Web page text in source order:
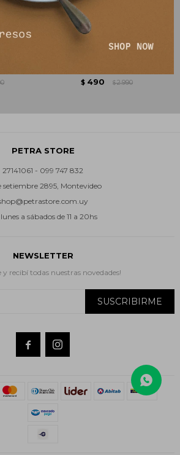
$ 490 $ 2.990
PETRA STORE
27141061 - 099 747 832
setiembre 2895, Montevideo
a sábados de 11 a 20hs
NEWSLETTER
y recibí todas nuestras novedades!
SUSCRIBIRME
 